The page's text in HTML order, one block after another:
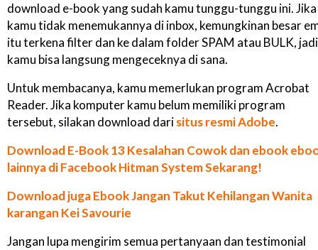
download e-book yang sudah kamu tunggu-tunggu ini. Jika
kamu tidak menemukannya di inbox, kemungkinan besar
itu terkena filter dan ke dalam folder SPAM atau BULK, jadi
kamu bisa langsung mengeceknya di sana.
Untuk membacanya, kamu memerlukan program Acrobat
Reader. Jika komputer kamu belum memiliki program
tersebut, silakan download darisitus resmi Adobe.
Download E-Book 13 Kesalahan Cowok dan ebook
lainnya di Facebook Hitman System Sekarang!
Download juga Ebook Jangan Takut Kehilangan Wanita
karangan Kei Savourie
Jangan lupa mengirim semua pertanyaan dan testimonial